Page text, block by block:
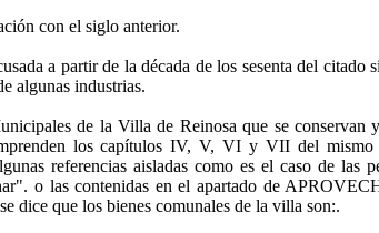
con el siglo anterior.
a partir de la década de los sesenta del
algunas industrias.
de la Villa de Reinosa que se conservan
los capítulos IV, V, VI y VII del mismo
referencias aisladas como es el caso de
o las contenidas en el apartado de
dice que los bienes comunales de la villa son:.